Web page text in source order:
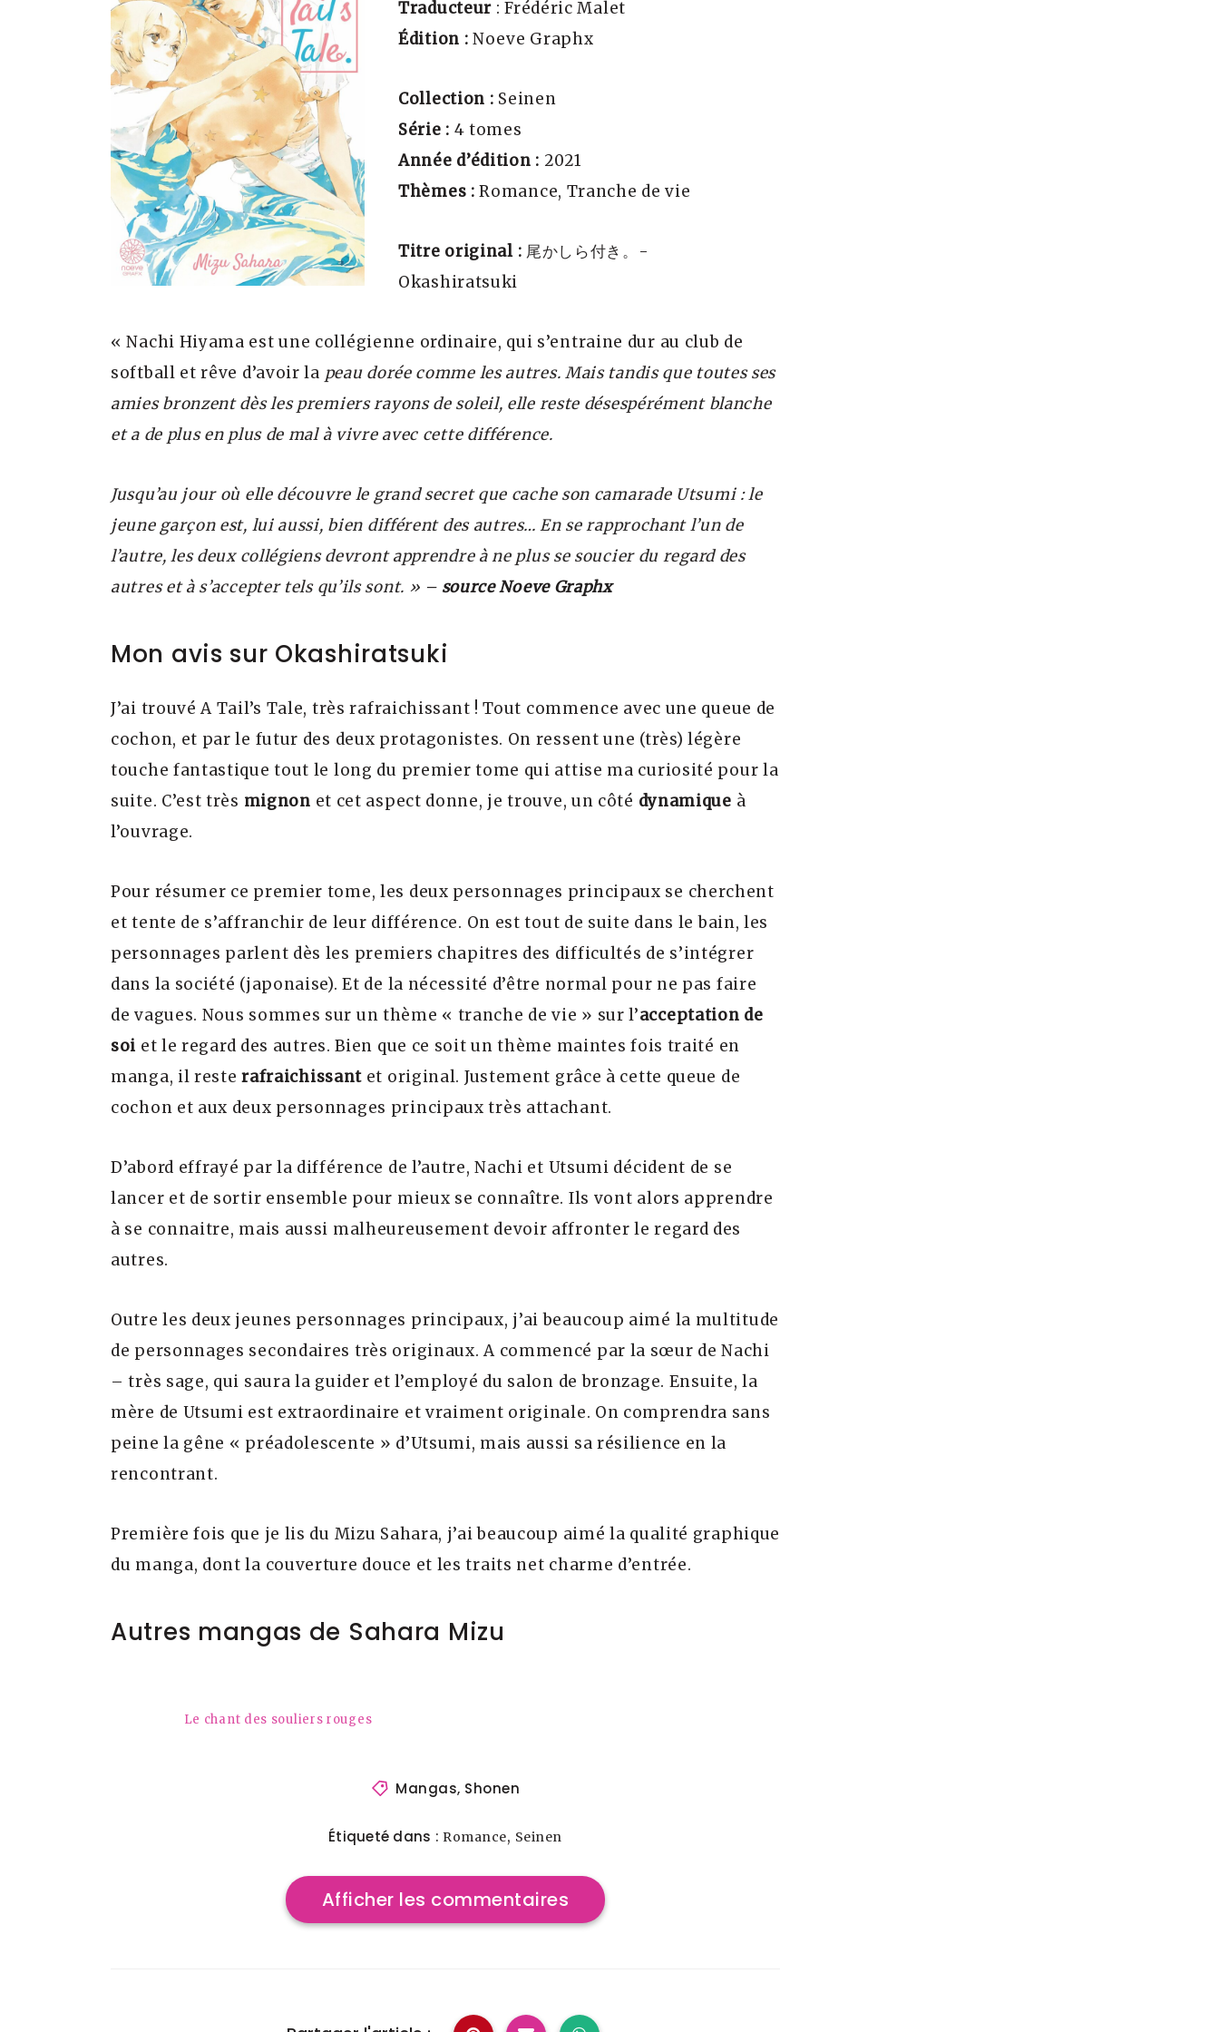
Traducteur : Frédéric Malet
Édition : Noeve Graphx
Collection : Seinen
Série : 4 tomes
Année d’édition : 2021
Thèmes : Romance, Tranche de vie
Titre original : 尾かしら付き。-
Okashiratsuki
« Nachi Hiyama est une collégienne ordinaire, qui s’entraine dur au club de
softball et rêve d’avoir la peau dorée comme les autres. Mais tandis que toutes ses
amies bronzent dès les premiers rayons de soleil, elle reste désespérément blanche
et a de plus en plus de mal à vivre avec cette différence.
Jusqu’au jour où elle découvre le grand secret que cache son camarade Utsumi : le
jeune garçon est, lui aussi, bien différent des autres… En se rapprochant l’un de
l’autre, les deux collégiens devront apprendre à ne plus se soucier du regard des
autres et à s’accepter tels qu’ils sont. » – source Noeve Graphx
Mon avis sur Okashiratsuki
J’ai trouvé A Tail’s Tale, très rafraichissant ! Tout commence avec une queue de
cochon, et par le futur des deux protagonistes. On ressent une (très) légère
touche fantastique tout le long du premier tome qui attise ma curiosité pour la
suite. C’est très mignon et cet aspect donne, je trouve, un côté dynamique à
l’ouvrage.
Pour résumer ce premier tome, les deux personnages principaux se cherchent
et tente de s’affranchir de leur différence. On est tout de suite dans le bain, les
personnages parlent dès les premiers chapitres des difficultés de s’intégrer
dans la société (japonaise). Et de la nécessité d’être normal pour ne pas faire
de vagues. Nous sommes sur un thème « tranche de vie » sur l’acceptation de
soi et le regard des autres. Bien que ce soit un thème maintes fois traité en
manga, il resterafraichissant et original. Justement grâce à cette queue de
cochon et aux deux personnages principaux très attachant.
D’abord effrayé par la différence de l’autre, Nachi et Utsumi décident de se
lancer et de sortir ensemble pour mieux se connaître. Ils vont alors apprendre
à se connaitre, mais aussi malheureusement devoir affronter le regard des
autres.
Outre les deux jeunes personnages principaux, j’ai beaucoup aimé la multitude
de personnages secondaires très originaux. A commencé par la sœur de Nachi
– très sage, qui saura la guider et l’employé du salon de bronzage. Ensuite, la
mère de Utsumi est extraordinaire et vraiment originale. On comprendra sans
peine la gêne « préadolescente » d’Utsumi, mais aussi sa résilience en la
rencontrant.
Première fois que je lis du Mizu Sahara, j’ai beaucoup aimé la qualité graphique
du manga, dont la couverture douce et les traits net charme d’entrée.
Autres mangas de Sahara Mizu
Le chant des souliers rouges
Mangas, Shonen
Étiqueté dans : Romance, Seinen
Afficher les commentaires